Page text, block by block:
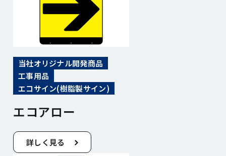
当社オリジナル開発商品
工事用品
エコサイン(樹脂製サイン)
エコアロー
詳しく見る